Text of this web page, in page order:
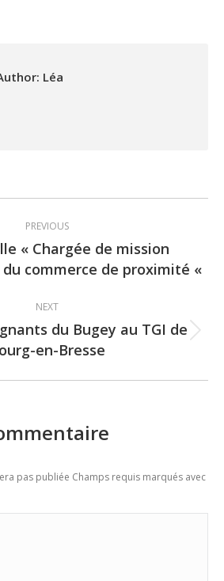
Léa
PREVIOUS
Previous
post:
« Chargée de mission
commerce de proximité «
NEXT
Next
post:
du Bugey au TGI de
en-Bresse
pas publiée Champs requis marqués avec